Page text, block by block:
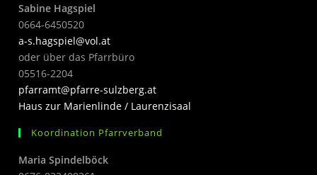
Sabine Hagspiel
0664-6450520
a-s.hagspiel@vol.at
oder über das Pfarrbüro
05516-2204
pfarramt@pfarre-sulzberg.at
Haus zur Marienlinde / Laurenzisaal
Koordination Pfarrverband
Maria Spindelböck